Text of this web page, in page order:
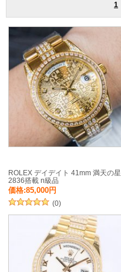
1
ROLEX デイデイト 41mm 満天の星
2836搭載 n級品
価格:85,000円
(0)